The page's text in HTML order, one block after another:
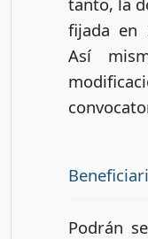
fijada en
Así
Podrán